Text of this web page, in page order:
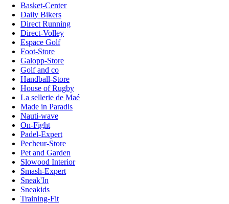
Basket-Center
Daily Bikers
Direct Running
Direct-Volley
Espace Golf
Foot-Store
Galopp-Store
Golf and co
Handball-Store
House of Rugby
La sellerie de Maé
Made in Paradis
Nauti-wave
On-Fight
Padel-Expert
Pecheur-Store
Pet and Garden
Slowood Interior
Smash-Expert
Sneak'In
Sneakids
Training-Fit